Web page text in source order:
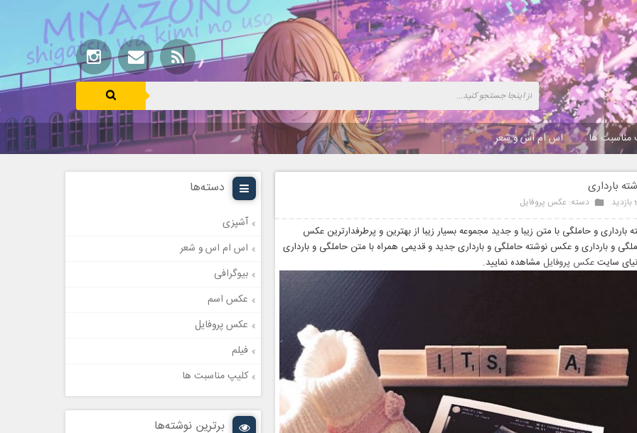
مناسبت ها اس ام اس و شعر
بارداری
دسته: عکس پروفایل
و حاملگی با متن زیبا و جدید مجموعه بسیار زیبا از بهترین و پرطرفدارترین عکس
و بارداری و عکس نوشته حاملگی و بارداری جدید و قدیمی همراه با متن حاملگی و بارداری
سایت عکس پروفایل مشاهده نمایید.
دسته‌ها
آشپزی
اس ام اس و شعر
بیوگرافی
عکس اسم
عکس پروفایل
فیلم
کلیپ مناسبت ها
برترین نوشته‌ها